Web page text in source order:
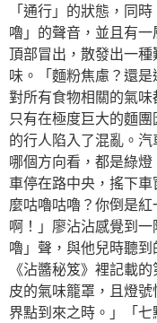
「通行」的狀態，同
嚕」的聲音，並且有
頂部冒出，散發出一
味。「麵粉焦慮？還
對所有食物相關的氣
只有在極度巨大的麵
的行人陷入了混亂。
哪個方向看，都是綠
車停在路中央，搖下
麼咕嚕咕嚕？你倒是
啊！」廖沾沾感覺到
嚕」聲，與他兒時聽
《沾醬秘笈》裡記載
皮的氣味籠罩，且燈
界點到來之時。」「